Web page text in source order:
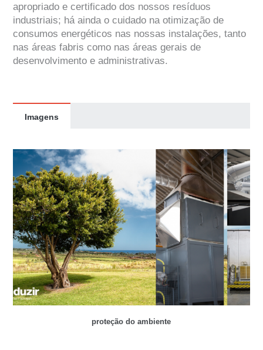
apropriado e certificado dos nossos resíduos
industriais; há ainda o cuidado na otimização de
consumos energéticos nas nossas instalações, tanto
nas áreas fabris como nas áreas gerais de
desenvolvimento e administrativas.
Imagens
proteção do ambiente